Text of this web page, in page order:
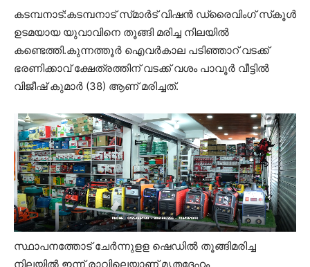
കടമ്പനാട്:കടമ്പനാട് സ്‌മാർട് വിഷൻ ഡ്രൈവിംഗ് സ്‌കൂൾ
ഉടമയായ യുവാവിനെ തൂങ്ങി മരിച്ച നിലയിൽ
കണ്ടെത്തി.കുന്നത്തൂർ ഐവർകാല പടിഞ്ഞാറ് വടക്ക്
ഭരണിക്കാവ് ക്ഷേത്രത്തിന് വടക്ക് വശം പാവൂർ വീട്ടിൽ
വിജീഷ് കുമാർ (38) ആണ് മരിച്ചത്.
സ്ഥാപനത്തോട് ചേർന്നുളള ഷെഡിൽ തൂങ്ങിമരിച്ച
നിലയിൽ ഇന്ന് രാവിലെയാണ് മൃതദേഹം